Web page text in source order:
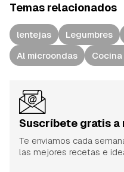
Temas relacionados
lentejas Legumbres
Al microondas
Suscríbete gratis
Te enviamos cada
las mejores recetas e